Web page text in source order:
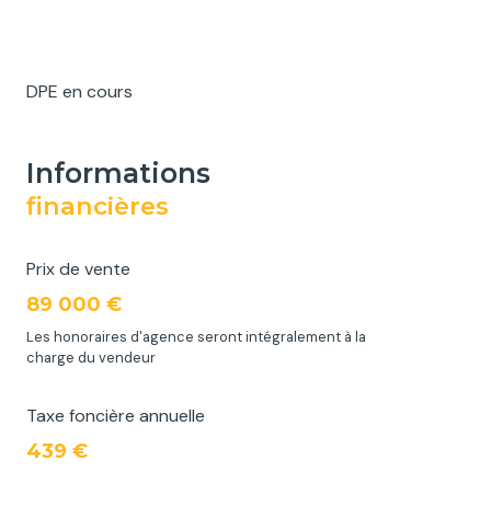
DPE en cours
informations
financières
Prix de vente
89 000 €
Les honoraires d'agence seront intégralement à la
charge du vendeur
Taxe foncière annuelle
439 €